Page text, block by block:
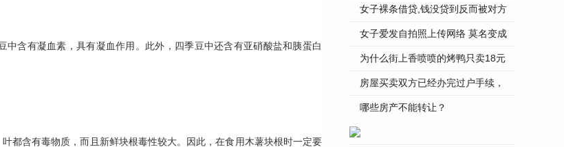
含有凝血素，具有凝血作用。此外，四季豆中还含有亚硝酸盐和胰蛋白
都含有毒物质，而且新鲜块根毒性较大。因此，在食用木薯块根时一定要
...
女子裸条借贷,钱没贷到反而被对方
...
女子爱发自拍照上传网络 莫名变成
...
为什么街上香喷喷的烤鸭只卖18元
...
房屋买卖双方已经办完过户手续，
...
哪些房产不能转让？